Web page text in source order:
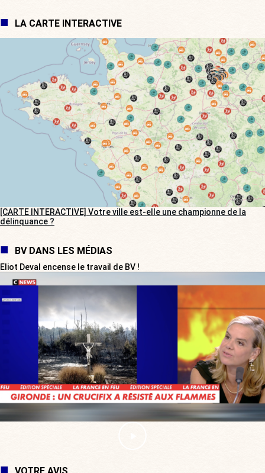
LA CARTE INTERACTIVE
[CARTE INTERACTIVE] Votre ville est-elle une championne de la
délinquance ?
BV DANS LES MÉDIAS
Eliot Deval encense le travail de BV !
VOTRE AVIS